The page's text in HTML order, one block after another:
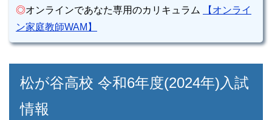
◎オンラインであなた専用のカリキュラム
【オンライ
ン家庭教師WAM】
松が谷高校 令和6年度(2024年)入試
情報